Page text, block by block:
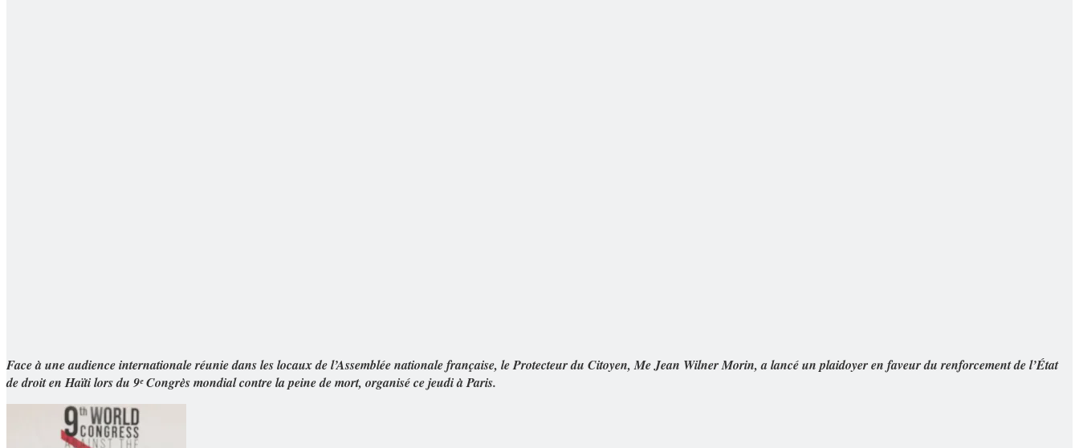
Face à une audience internationale réunie dans les locaux de l’Assemblée nationale française, le Protecteur du Citoyen, Me Jean Wilner Morin, a lancé un plaidoyer en faveur du renforcement de l’État
de droit en Haïti lors du 9ᵉ Congrès mondial contre la peine de mort, organisé ce jeudi à Paris.